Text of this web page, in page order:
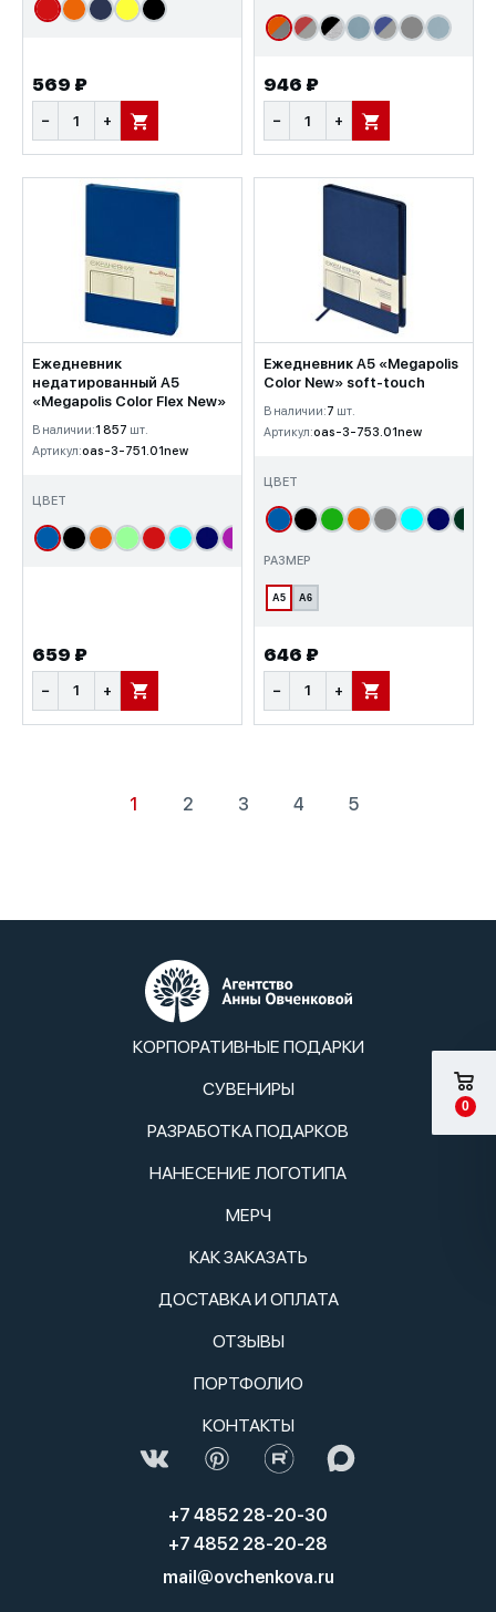
569 ₽
− + В КОРЗИНУ
946 ₽
− + В КОРЗИНУ
Ежедневник
недатированный А5
«Megapolis Color Flex New»
В наличии:1 857 шт.
Артикул:oas-3-751.01new
ЦВЕТ
659 ₽
− + В КОРЗИНУ
Ежедневник А5 «Megapolis
Color New» soft-touch
В наличии:7 шт.
Артикул:oas-3-753.01new
ЦВЕТ
РАЗМЕР
А5 А6
646 ₽
− + В КОРЗИНУ
1 2 3 4 5
КОРПОРАТИВНЫЕ ПОДАРКИ
СУВЕНИРЫ
РАЗРАБОТКА ПОДАРКОВ
НАНЕСЕНИЕ ЛОГОТИПА
МЕРЧ
КАК ЗАКАЗАТЬ
ДОСТАВКА И ОПЛАТА
ОТЗЫВЫ
ПОРТФОЛИО
КОНТАКТЫ
+7 4852 28-20-30
+7 4852 28-20-28
mail@ovchenkova.ru
0